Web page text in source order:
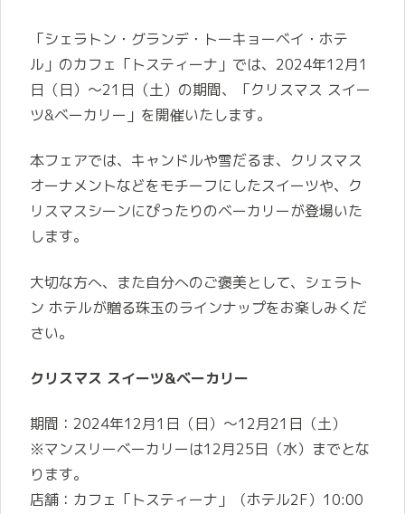
「シェラトン・グランデ・トーキョーベイ・ホテ
ル」のカフェ「トスティーナ」では、2024年12月1
日（日）～21日（土）の期間、「クリスマス スイー
ツ&ベーカリー」を開催いたします。
本フェアでは、キャンドルや雪だるま、クリスマス
オーナメントなどをモチーフにしたスイーツや、ク
リスマスシーンにぴったりのベーカリーが登場いた
します。
大切な方へ、また自分へのご褒美として、シェラト
ン ホテルが贈る珠玉のラインナップをお楽しみくだ
さい。
クリスマス スイーツ&ベーカリー
期間：2024年12月1日（日）～12月21日（土）
※マンスリーベーカリーは12月25日（水）までとな
ります。
店舗：カフェ「トスティーナ」（ホテル2F）10:00